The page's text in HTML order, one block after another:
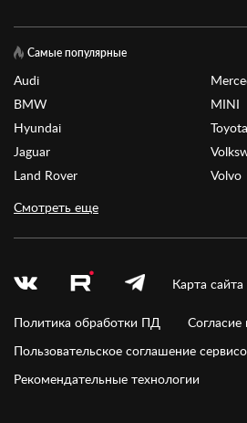
Самые популярные
Audi
BMW
Hyundai
Jaguar
Land Rover
MINI
Toyota
Volvo
Смотреть еще
Карта сайта
Политика обработки ПД
Пользовательское соглашение
Рекомендательные технологии